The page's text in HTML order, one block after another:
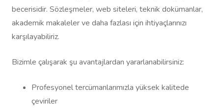
becerisidir. Sözleşmeler, web siteleri, teknik dokümanlar,
akademik makaleler ve daha fazlası için ihtiyaçlarınızı
karşılayabiliriz.
Bizimle çalışarak şu avantajlardan yararlanabilirsiniz:
Profesyonel tercümanlarımızla yüksek kalitede
çeviriler